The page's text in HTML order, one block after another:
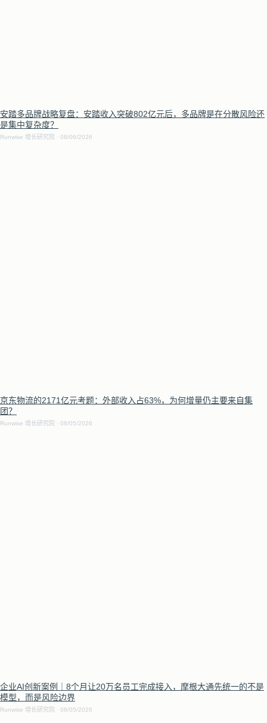
安踏多品牌战略复盘：安踏收入突破802亿元后，多品牌是在分散风险还
是集中复杂度？
Runwise 增长研究院 08/06/2026
京东物流的2171亿元考题：外部收入占63%，为何增量仍主要来自集
团？
Runwise 增长研究院 08/05/2026
企业AI创新案例｜8个月让20万名员工完成接入，摩根大通先统一的不是
模型，而是风险边界
Runwise 增长研究院 08/05/2026